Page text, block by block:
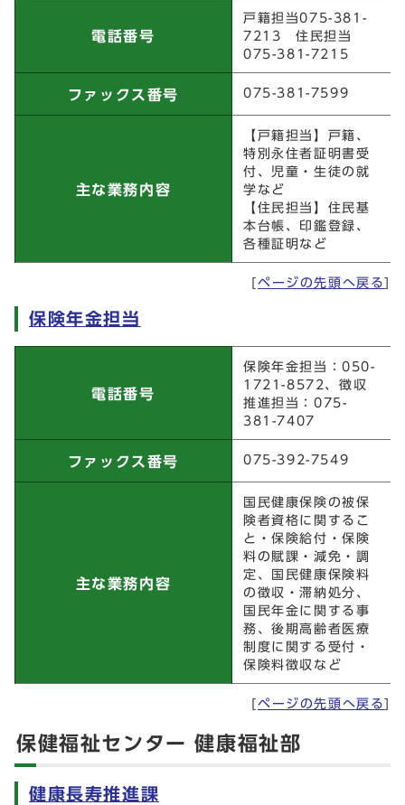
電話番号
戸籍担当075-381-
7213 住民担当
075-381-7215
ファックス番号 075-381-7599
主な業務内容
【戸籍担当】戸籍、
特別永住者証明書受
付、児童・生徒の就
学など
【住民担当】住民基
本台帳、印鑑登録、
各種証明など
ページの先頭へ戻る
保険年金担当
電話番号
保険年金担当：050-
1721-8572、徴収
推進担当：075-
381-7407
ファックス番号 075-392-7549
主な業務内容
国民健康保険の被保
険者資格に関するこ
と・保険給付・保険
料の賦課・減免・調
定、国民健康保険料
の徴収・滞納処分、
国民年金に関する事
務、後期高齢者医療
制度に関する受付・
保険料徴収など
ページの先頭へ戻る
保健福祉センター 健康福祉部
健康長寿推進課